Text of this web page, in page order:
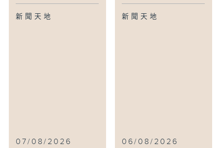
新聞天地
07/08/2026
新聞天地
06/08/2026